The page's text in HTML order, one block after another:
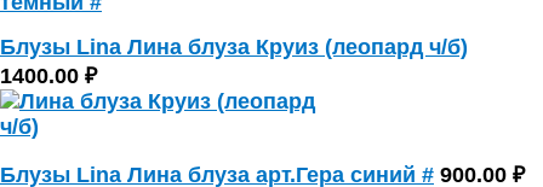
Блузы Lina Лина блуза Круиз (леопард ч/б)
1400.00 ₽
Блузы Lina Лина блуза арт.Гера синий # 900.00 ₽